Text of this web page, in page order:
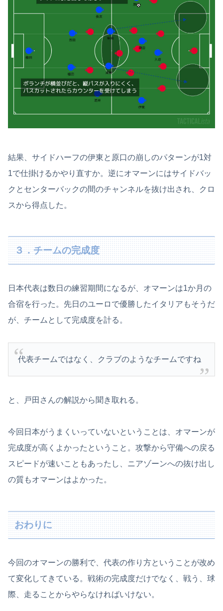
結果、サイドハーフの伊東と原口の崩しのパターンが1対
1で仕掛けるかやり直すか。逆にオマーンにはサイドバッ
クとセンターバックの間のチャンネルを抜け出され、クロ
スから得点した。
３．チームの完成度
日本代表は数日の練習期間になるが、オマーンは1か月の
合宿を行った。先日のユーロで優勝したイタリアもそうだ
が、チームとして完成度を計る。
代表チームではなく、クラブのようなチームですね
と、戸田さんの解説から聞き取れる。
今回日本がうまくいっていないということは、オマーンが
完成度が高くよかったということ。攻撃から守備への戻る
スピードが速いこともあったし、ニアゾーンへの抜け出し
の質もオマーンはよかった。
おわりに
今回のオマーンの勝利で、代表の作り方ということが改め
て変化してきている。戦術の完成度だけでなく、戦う、球
際、走ることからやらなければいけない。